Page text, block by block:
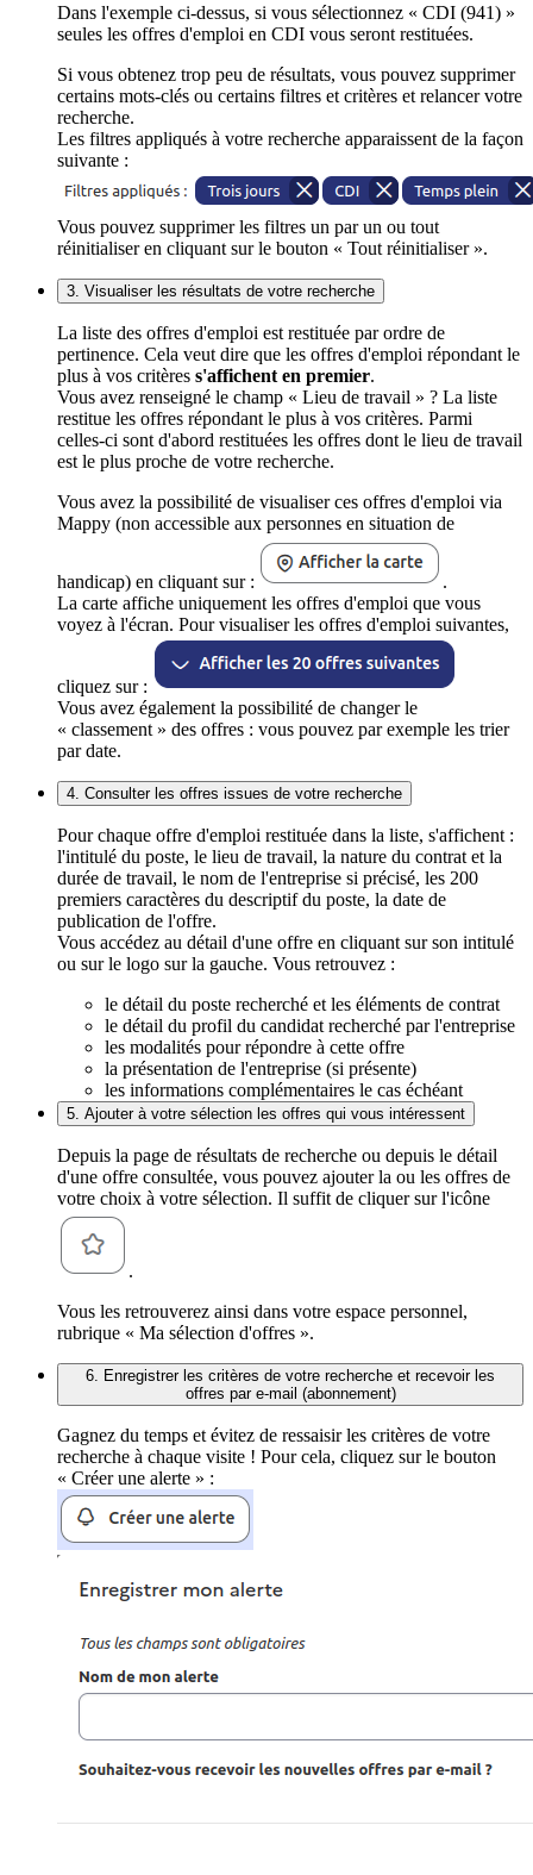
Dans l'exemple ci-dessus, si vous sélectionnez « CDI (941) »
seules les offres d'emploi en CDI vous seront restituées.
Si vous obtenez trop peu de résultats, vous pouvez supprimer
certains mots-clés ou certains filtres et critères et relancer votre
recherche.
Les filtres appliqués à votre recherche apparaissent de la façon
suivante :
Vous pouvez supprimer les filtres un par un ou tout
réinitialiser en cliquant sur le bouton « Tout réinitialiser ».
3. Visualiser les résultats de votre recherche
La liste des offres d'emploi est restituée par ordre de
pertinence. Cela veut dire que les offres d'emploi répondant le
plus à vos critères s'affichent en premier.
Vous avez renseigné le champ « Lieu de travail » ? La liste
restitue les offres répondant le plus à vos critères. Parmi
celles-ci sont d'abord restituées les offres dont le lieu de travail
est le plus proche de votre recherche.
Vous avez la possibilité de visualiser ces offres d'emploi via
Mappy (non accessible aux personnes en situation de
handicap) en cliquant sur :
.
La carte affiche uniquement les offres d'emploi que vous
voyez à l'écran. Pour visualiser les offres d'emploi suivantes,
cliquez sur :
Vous avez également la possibilité de changer le
« classement » des offres : vous pouvez par exemple les trier
par date.
4. Consulter les offres issues de votre recherche
Pour chaque offre d'emploi restituée dans la liste, s'affichent :
l'intitulé du poste, le lieu de travail, la nature du contrat et la
durée de travail, le nom de l'entreprise si précisé, les 200
premiers caractères du descriptif du poste, la date de
publication de l'offre.
Vous accédez au détail d'une offre en cliquant sur son intitulé
ou sur le logo sur la gauche. Vous retrouvez :
le détail du poste recherché et les éléments de contrat
le détail du profil du candidat recherché par l'entreprise
les modalités pour répondre à cette offre
la présentation de l'entreprise (si présente)
les informations complémentaires le cas échéant
5. Ajouter à votre sélection les offres qui vous intéressent
Depuis la page de résultats de recherche ou depuis le détail
d'une offre consultée, vous pouvez ajouter la ou les offres de
votre choix à votre sélection. Il suffit de cliquer sur l'icône
.
Vous les retrouverez ainsi dans votre espace personnel,
rubrique « Ma sélection d'offres ».
6. Enregistrer les critères de votre recherche et recevoir les
offres par e-mail (abonnement)
Gagnez du temps et évitez de ressaisir les critères de votre
recherche à chaque visite ! Pour cela, cliquez sur le bouton
« Créer une alerte » :